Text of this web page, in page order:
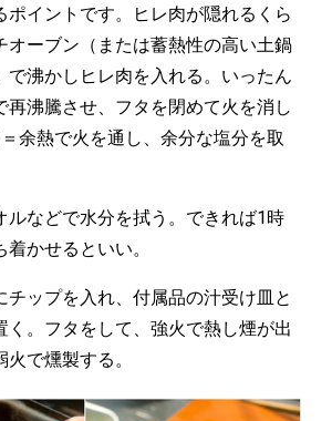
ポイントです。ヒレ肉が隠れるくら
オーブン（または蓄熱性の高い土鍋
で沸かしヒレ肉を入れる。いったん
再沸騰させ、フタを閉めて火を消し
余熱で火を通し、余分な塩分を取
ルなどで水分を拭う。できれば1時
かせるといい。
チップを入れ、付属品の汁受け皿と
く。フタをして、強火で熱し煙が出
で燻製する。